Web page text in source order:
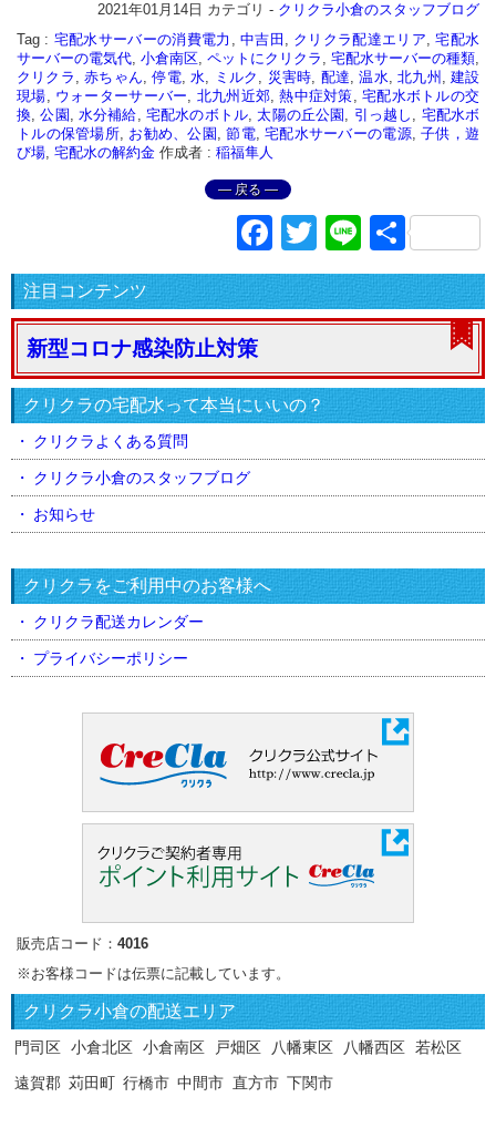
Facebook
Twitter
Line共
有
2021年01月14日 カテゴリ - クリクラ小倉のスタッフブログ
Tag : 宅配水サーバーの消費電力 , 中吉田 , クリクラ配達エリア,宅配水
サーバーの電気代, 小倉南区, ペットにクリクラ , 宅配水サーバーの種類,
クリクラ ,赤ちゃん,停電,水, ミルク , 災害時, 配達,温水,北九州 ,建設
現場, ウォーターサーバー, 北九州近郊,熱中症対策,宅配水ボトルの交
換,公園 , 水分補給, 宅配水のボトル,太陽の丘公園 , 引っ越し , 宅配水ボ
トルの保管場所, お勧め、公園 ,節電,宅配水サーバーの電源,子供，遊
び場, 宅配水の解約金 作成者 : 稲福隼人
― 戻る ―
注目コンテンツ
新型コロナ感染防止対策
クリクラの宅配水って本当にいいの？
クリクラよくある質問
クリクラ小倉のスタッフブログ
お知らせ
クリクラをご利用中のお客様へ
クリクラ配送カレンダー
プライバシーポリシー
販売店コード： 4016
※お客様コードは伝票に記載しています。
クリクラ小倉の配送エリア
門司区 小倉北区 小倉南区 戸畑区 八幡東区 八幡西区 若松区
遠賀郡 苅田町 行橋市 中間市 直方市 下関市